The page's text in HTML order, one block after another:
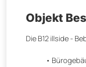
Objekt
Die B12 illside -